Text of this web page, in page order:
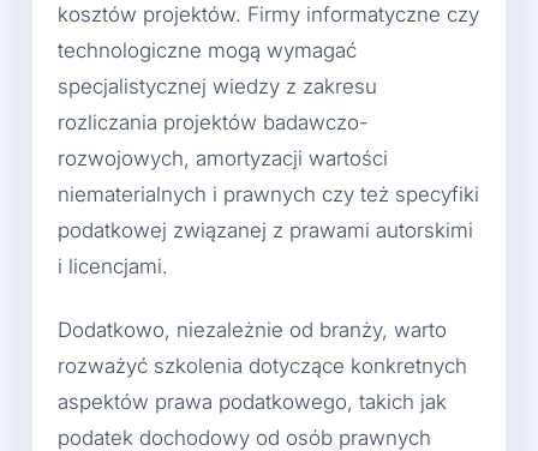
kosztów projektów. Firmy informatyczne czy
technologiczne mogą wymagać
specjalistycznej wiedzy z zakresu
rozliczania projektów badawczo-
rozwojowych, amortyzacji wartości
niematerialnych i prawnych czy też specyfiki
podatkowej związanej z prawami autorskimi
i licencjami.
Dodatkowo, niezależnie od branży, warto
rozważyć szkolenia dotyczące konkretnych
aspektów prawa podatkowego, takich jak
podatek dochodowy od osób prawnych